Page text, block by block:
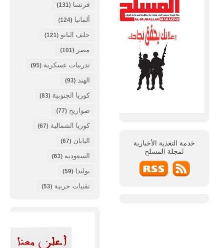
خدمة التغذية الأخبارية
لمجلة المسلح
فرنسا (131)
ألمانيا (124)
حلف الناتو (121)
مصر (101)
تدريبات عسكرية (95)
الهند (93)
كوريا الجنوبية (83)
صواريخ (77)
كوريا الشمالية (67)
اليابان (67)
السعودية (63)
بولندا (59)
تقنيات حربية (53)